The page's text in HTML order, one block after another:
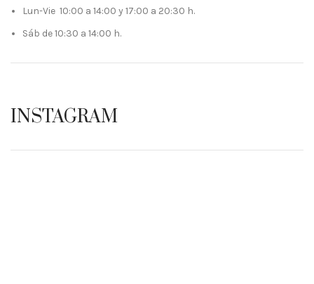
Lun-Vie 10:00 a 14:00 y 17:00 a 20:30 h.
Sáb de 10:30 a 14:00 h.
INSTAGRAM